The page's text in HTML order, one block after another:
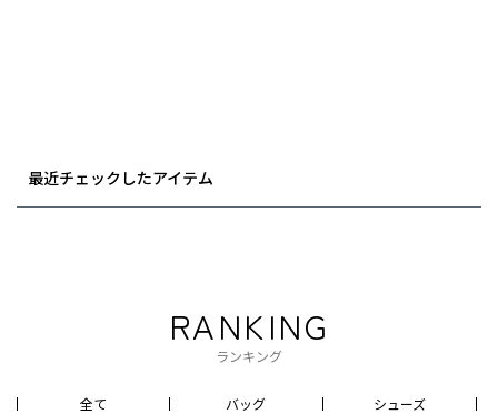
最近チェックしたアイテム
RANKING
ランキング
全て バッグ
シューズ